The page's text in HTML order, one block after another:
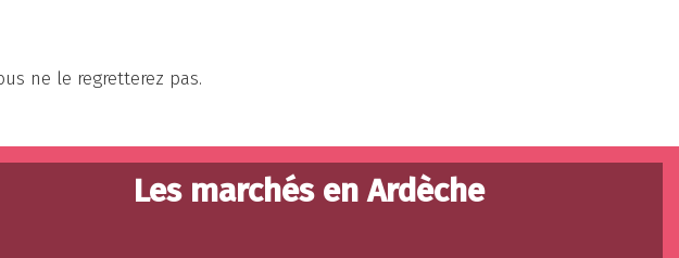
ne le regretterez pas.
Les marchés en Ardèche